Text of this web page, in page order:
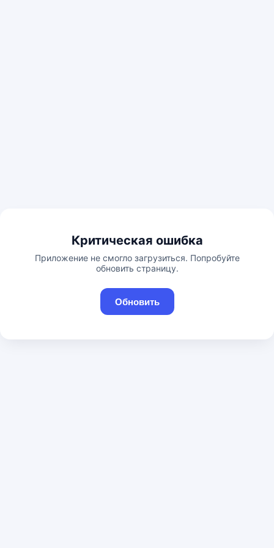
Критическая ошибка
Приложение не смогло загрузиться. Попробуйте
обновить страницу.
Обновить